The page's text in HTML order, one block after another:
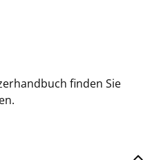
finden Sie